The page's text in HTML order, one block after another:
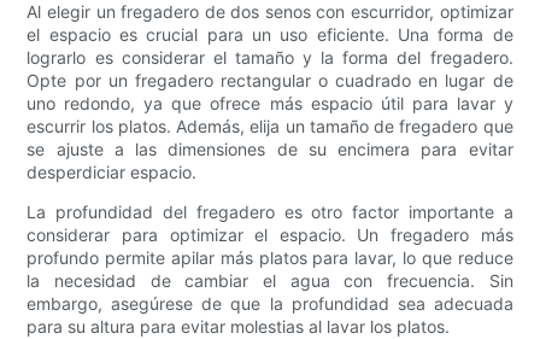
Al elegir un fregadero de dos senos con escurridor, optimizar
el espacio es crucial para un uso eficiente. Una forma de
lograrlo es considerar el tamaño y la forma del fregadero.
Opte por un fregadero rectangular o cuadrado en lugar de
uno redondo, ya que ofrece más espacio útil para lavar y
escurrir los platos. Además, elija un tamaño de fregadero que
se ajuste a las dimensiones de su encimera para evitar
desperdiciar espacio.
La profundidad del fregadero es otro factor importante a
considerar para optimizar el espacio. Un fregadero más
profundo permite apilar más platos para lavar, lo que reduce
la necesidad de cambiar el agua con frecuencia. Sin
embargo, asegúrese de que la profundidad sea adecuada
para su altura para evitar molestias al lavar los platos.